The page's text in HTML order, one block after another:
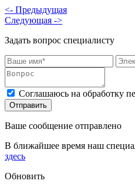
<- Предыдущая
Следующая ->
Задать вопрос специалисту
Соглашаюсь на обработку
Ваше сообщение отправлено
В ближайшее время наш
здесь
Обновить